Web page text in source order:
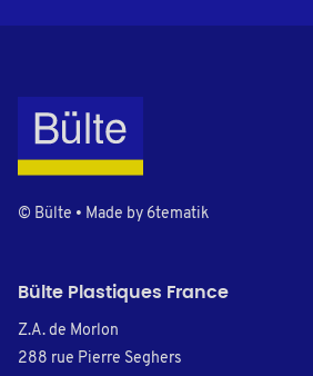
© Bülte • Made by 6tematik
Bülte Plastiques France
Z.A. de Morlon
288 rue Pierre Seghers